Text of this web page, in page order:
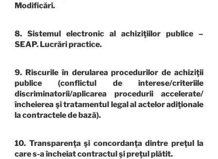
Modificări.
8. Sistemul electronic al achiziţiilor publice –
SEAP. Lucrări practice.
9. Riscurile în derularea procedurilor de achiziţii
publice (conflictul de interese/criteriile
discriminatorii/aplicarea procedurii accelerate/
încheierea şi tratamentul legal al actelor adiţionale
la contractele de bază).
10. Transparenţa şi concordanţa dintre preţul la
care s-a încheiat contractul şi preţul plătit.